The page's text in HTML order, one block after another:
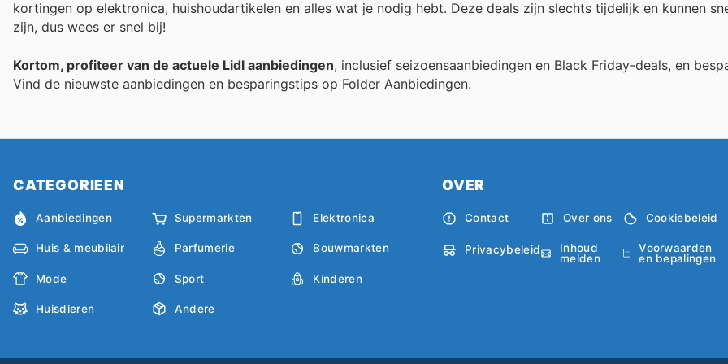
kortingen op elektronica, huishoudartikelen en alles wat je nodig hebt. Deze deals zijn slechts tijdelijk en kunnen
zijn, dus wees er snel bij!
Kortom, profiteer van de actuele Lidl aanbiedingen, inclusief seizoensaanbiedingen en Black Friday-deals, en
Vind de nieuwste aanbiedingen en besparingstips op Folder Aanbiedingen.
CATEGORIEEN
Aanbiedingen Supermarkten Elektronica
Huis & meubilair Parfumerie Bouwmarkten
Mode Sport Kinderen
Huisdieren Andere
OVER
Contact Over ons Cookiebeleid
Privacybeleid
Inhoud
melden
Voorwaarden
en bepalingen